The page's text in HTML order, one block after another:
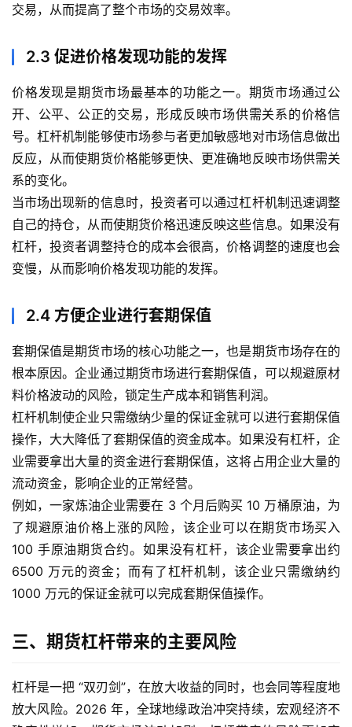
首
页
内
盘
货
盘
货
德
交易，从而提高了整个市场的交易效率。
2.3 促进价格发现功能的发挥
价格发现是期货市场最基本的功能之一。期货市场通过公
开、公平、公正的交易，形成反映市场供需关系的价格信
号。杠杆机制能够使市场参与者更加敏感地对市场信息做出
反应，从而使期货价格能够更快、更准确地反映市场供需关
系的变化。
当市场出现新的信息时，投资者可以通过杠杆机制迅速调整
自己的持仓，从而使期货价格迅速反映这些信息。如果没有
杠杆，投资者调整持仓的成本会很高，价格调整的速度也会
变慢，从而影响价格发现功能的发挥。
2.4 方便企业进行套期保值
套期保值是期货市场的核心功能之一，也是期货市场存在的
根本原因。企业通过期货市场进行套期保值，可以规避原材
料价格波动的风险，锁定生产成本和销售利润。
杠杆机制使企业只需缴纳少量的保证金就可以进行套期保值
操作，大大降低了套期保值的资金成本。如果没有杠杆，企
业需要拿出大量的资金进行套期保值，这将占用企业大量的
流动资金，影响企业的正常经营。
例如，一家炼油企业需要在 3 个月后购买 10 万桶原油，为
了规避原油价格上涨的风险，该企业可以在期货市场买入
100 手原油期货合约。如果没有杠杆，该企业需要拿出约
6500 万元的资金；而有了杠杆机制，该企业只需缴纳约
1000 万元的保证金就可以完成套期保值操作。
三、期货杠杆带来的主要风险
杠杆是一把 “双刃剑”，在放大收益的同时，也会同等程度地
放大风险。2026 年，全球地缘政治冲突持续，宏观经济不